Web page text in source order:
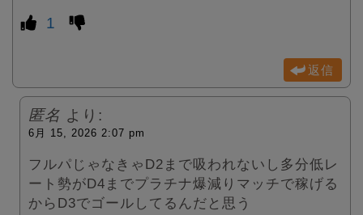
1
返信
匿名 より:
6月 15, 2026 2:07 pm
フルパじゃなきゃD2まで吸われないし多分低レ
ート勢がD4までプラチナ爆減りマッチで稼げる
からD3でゴールしてるんだと思う